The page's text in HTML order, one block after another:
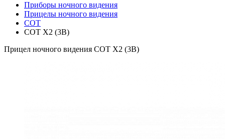
Приборы ночного видения
Прицелы ночного видения
СОТ
СОТ Х2 (3B)
Прицел ночного видения СОТ Х2 (3B)